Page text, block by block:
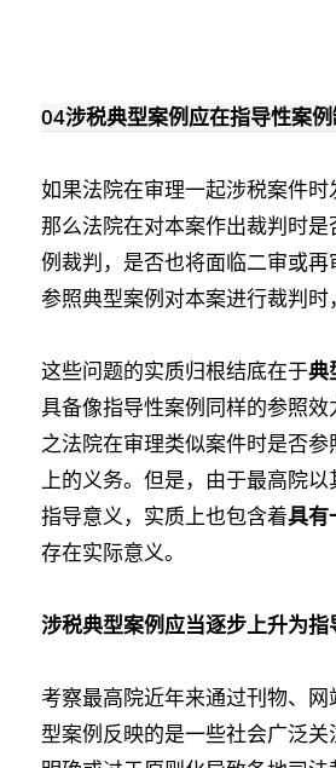
04涉税典型案例应在指导性案
如果法院在审理一起涉税案件时
那么法院在对本案作出裁判时
例裁判，是否也将面临二审或
参照典型案例对本案进行裁判时
这些问题的实质归根结底在于典
具备像指导性案例同样的参照
之法院在审理类似案件时是否参
上的义务。但是，由于最高院
指导意义，实质上也包含着具有
存在实际意义。
涉税典型案例应当逐步上升为指
考察最高院近年来通过刊物、
型案例反映的是一些社会广泛